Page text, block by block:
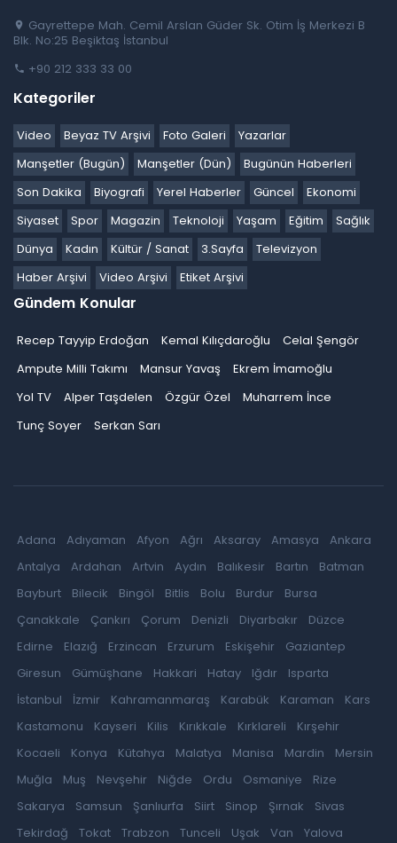
Gayrettepe Mah. Cemil Arslan Güder Sk. Otim İş Merkezi B
Blk. No:25 Beşiktaş İstanbul
+90 212 333 33 00
Kategoriler
Video Beyaz TV Arşivi Foto Galeri
Yazarlar
Manşetler (Bugün)
Manşetler (Dün)
Bugünün Haberleri
Son Dakika
Biyografi Yerel Haberler Güncel
Ekonomi
Siyaset
Spor Magazin Teknoloji Yaşam Eğitim
Sağlık
Dünya
Kadın Kültür / Sanat 3.Sayfa
Televizyon
Haber Arşivi
Video Arşivi Etiket Arşivi
Gündem Konular
Recep Tayyip Erdoğan Kemal Kılıçdaroğlu
Celal Şengör
Ampute Milli Takımı
Mansur Yavaş
Ekrem İmamoğlu
Yol TV
Alper Taşdelen Özgür Özel
Muharrem İnce
Tunç Soyer
Serkan Sarı
Adana Adıyaman Afyon Ağrı Aksaray Amasya
Ankara
Antalya
Ardahan Artvin Aydın Balıkesir Bartın
Batman
Bayburt
Bilecik Bingöl Bitlis Bolu Burdur
Bursa
Çanakkale
Çankırı Çorum Denizli Diyarbakır
Düzce
Edirne
Elazığ Erzincan Erzurum Eskişehir
Gaziantep
Giresun
Gümüşhane Hakkari Hatay Iğdır
Isparta
İstanbul
İzmir Kahramanmaraş Karabük Karaman
Kars
Kastamonu
Kayseri Kilis Kırıkkale Kırklareli
Kırşehir
Kocaeli
Konya Kütahya Malatya Manisa Mardin
Mersin
Muğla
Muş Nevşehir Niğde Ordu Osmaniye
Rize
Sakarya
Samsun Şanlıurfa Siirt Sinop Şırnak
Sivas
Tekirdağ
Tokat Trabzon Tunceli Uşak Van
Yalova